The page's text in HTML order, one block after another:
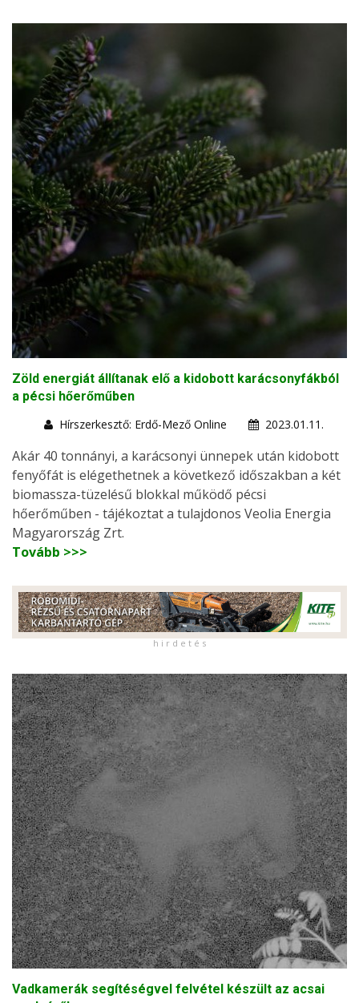
Zöld energiát állítanak elő a kidobott karácsonyfákból
a pécsi hőerőműben
Hírszerkesztő: Erdő-Mező Online
2023.01.11.
Akár 40 tonnányi, a karácsonyi ünnepek után kidobott
fenyőfát is elégethetnek a következő időszakban a két
biomassza-tüzelésű blokkal működő pécsi
hőerőműben - tájékoztat a tulajdonos Veolia Energia
Magyarország Zrt.
Tovább >>>
h i r d e t é s
Vadkamerák segítéségvel felvétel készült az acsai